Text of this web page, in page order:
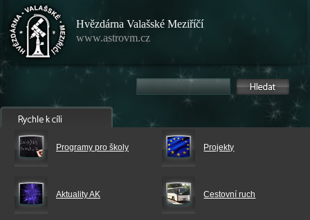
Hvězdárna Valašské Meziříčí
www.astrovm.cz
Programy pro školy Projekty
Aktuality AK Cestovní ruch